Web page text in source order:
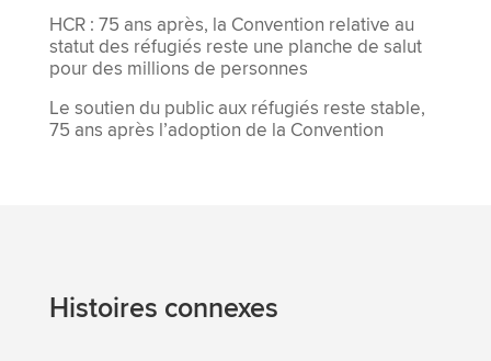
HCR : 75 ans après, la Convention relative au
statut des réfugiés reste une planche de salut
pour des millions de personnes
Le soutien du public aux réfugiés reste stable,
75 ans après l’adoption de la Convention
Histoires connexes